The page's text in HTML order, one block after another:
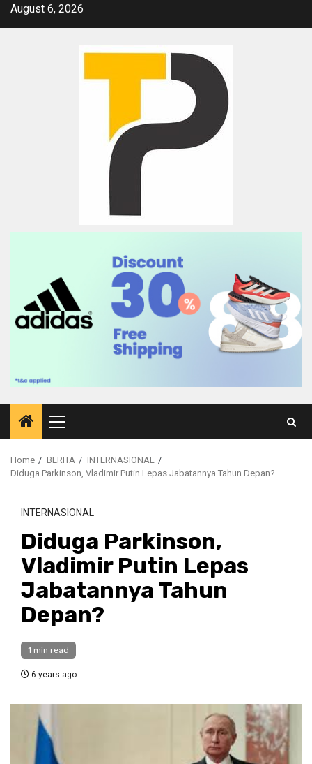
SkipAugust 6, 2026
Primary
Menu
Home BERITA
INTERNASIONAL
Diduga Parkinson, Vladimir Putin Lepas Jabatannya Tahun Depan?
INTERNASIONAL
Diduga Parkinson,
Vladimir Putin Lepas
Jabatannya Tahun
Depan?
1 min read
6 years ago